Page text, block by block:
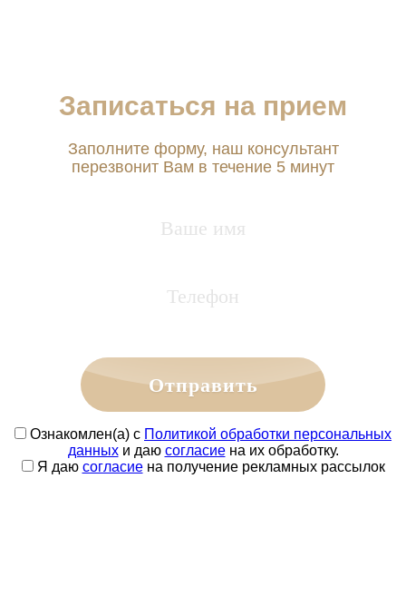
Записаться на прием
Заполните форму, наш консультант
перезвонит Вам в течение 5 минут
Отправить
Ознакомлен(а) с Политикой обработки персональных
данныхи даю согласиена их обработку.
Я даю согласиена получение рекламных рассылок